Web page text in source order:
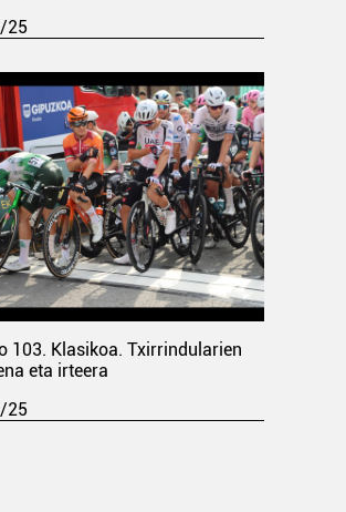
25
103. Klasikoa. Txirrindularien
eta irteera
25